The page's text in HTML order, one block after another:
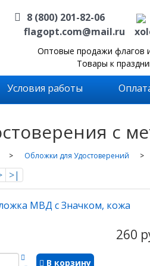
8 (800) 201-82-06
flagopt.com@mail.ru
Оптовые продажи флагов
Товары к
Условия работы
с
Обложки для Удостоверений
>|
260
В корзину